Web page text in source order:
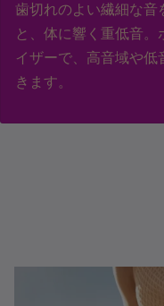
歯切れのよい繊細な音
と、体に響く重低音
イザーで、高音域や
きます。